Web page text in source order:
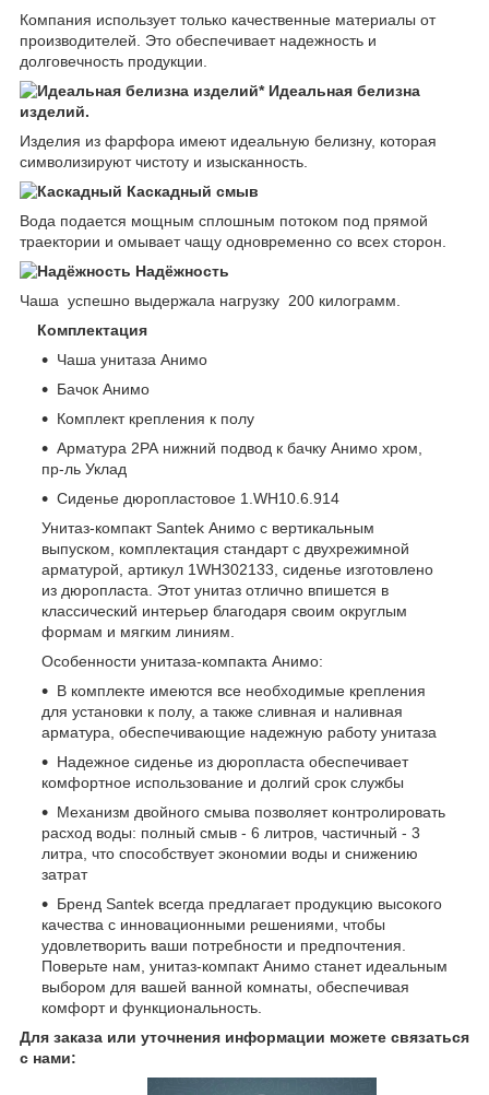
Компания использует только качественные материалы от
производителей. Это обеспечивает надежность и
долговечность продукции.
Идеальная белизна
изделий.
Изделия из фарфора имеют идеальную белизну, которая
символизируют чистоту и изысканность.
Каскадный смыв
Вода подается мощным сплошным потоком под прямой
траектории и омывает чащу одновременно со всех сторон.
Надёжность
Чаша успешно выдержала нагрузку 200 килограмм.
Комплектация
Чаша унитаза Анимо
Бачок Анимо
Комплект крепления к полу
Арматура 2РА нижний подвод к бачку Анимо хром,
пр-ль Уклад
Сиденье дюропластовое 1.WH10.6.914
Унитаз-компакт Santek Анимо с вертикальным
выпуском, комплектация стандарт с двухрежимной
арматурой, артикул 1WH302133, сиденье изготовлено
из дюропласта. Этот унитаз отлично впишется в
классический интерьер благодаря своим округлым
формам и мягким линиям.
Особенности унитаза-компакта Анимо:
В комплекте имеются все необходимые крепления
для установки к полу, а также сливная и наливная
арматура, обеспечивающие надежную работу унитаза
Надежное сиденье из дюропласта обеспечивает
комфортное использование и долгий срок службы
Механизм двойного смыва позволяет контролировать
расход воды: полный смыв - 6 литров, частичный - 3
литра, что способствует экономии воды и снижению
затрат
Бренд Santek всегда предлагает продукцию высокого
качества с инновационными решениями, чтобы
удовлетворить ваши потребности и предпочтения.
Поверьте нам, унитаз-компакт Анимо станет идеальным
выбором для вашей ванной комнаты, обеспечивая
комфорт и функциональность.
Для заказа или уточнения информации можете связаться
с нами: